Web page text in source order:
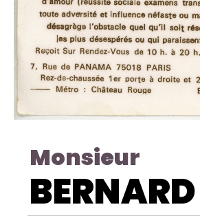
Monsieur
BERNARD